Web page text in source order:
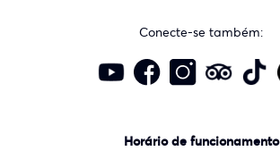
Conecte-se também:
Horário de funcionamento